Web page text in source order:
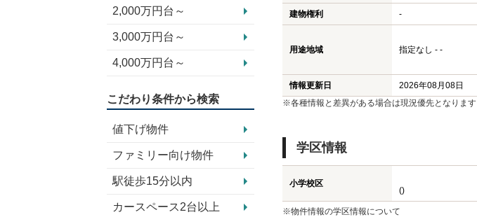
建物権利 -
用途地域 指定なし - -
情報更新日 2026年08月08日
※各種情報と差異がある場合は現況優先となります
学区情報
小学校区
()
※物件情報の学区情報について
2,000万円台～
3,000万円台～
4,000万円台～
こだわり条件から検索
値下げ物件
ファミリー向け物件
駅徒歩15分以内
カースペース2台以上